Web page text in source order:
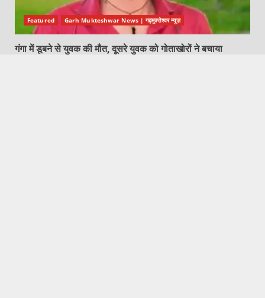
Featured Garh Mukteshwar News | गढ़मुक्तेश्वर न्यूज़
गंगा में डूबने से युवक की मौत, दूसरे युवक को गोताखोरों ने बचाया